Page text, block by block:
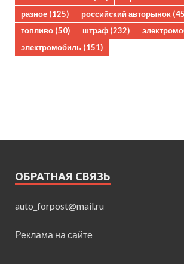
разное (125) российский авторынок
топливо (50) штраф (232)
электромобиль (151)
ОБРАТНАЯ СВЯЗЬ
auto_forpost@mail.ru
Реклама на сайте